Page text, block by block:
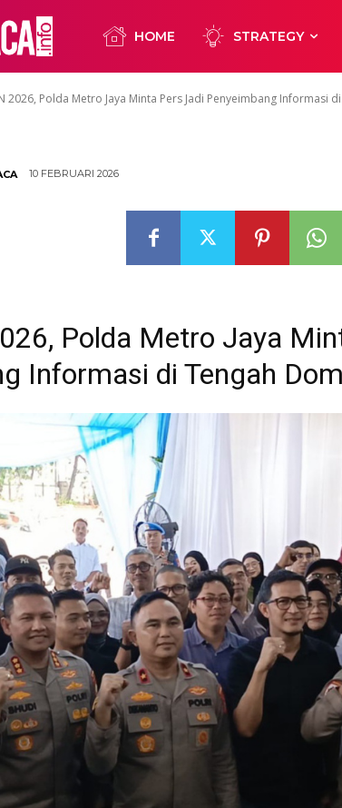
HOME STRATEGY
2026, Polda Metro Jaya Minta Pers Jadi Penyeimbang Informasi
Sosial
10 FEBRUARI 2026
Polda Metro Jaya
Informasi di Tengah